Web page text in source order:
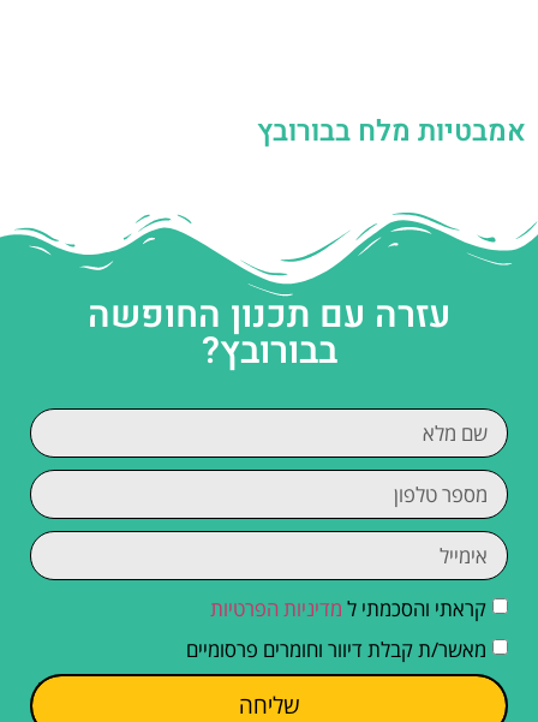
אמבטיות מלח בבורובץ
עזרה עם תכנון החופשה
בבורובץ?
קראתי והסכמתי ל מדיניות הפרטיות
מאשר/ת קבלת דיוור וחומרים פרסומיים
שליחה